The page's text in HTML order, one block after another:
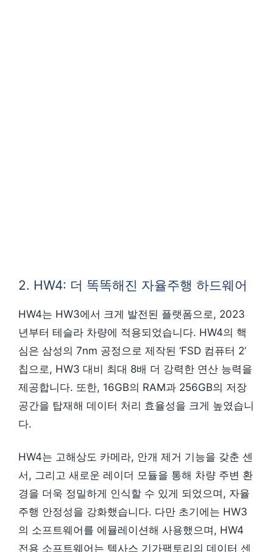
2. HW4: 더 똑똑해진 자율주행 하드웨어
HW4는 HW3에서 크게 발전된 플랫폼으로, 2023
년부터 테슬라 차량에 적용되었습니다. HW4의 핵
심은 삼성의 7nm 공정으로 제작된 ‘FSD 컴퓨터 2’
칩으로, HW3 대비 최대 8배 더 강력한 연산 능력을
제공합니다. 또한, 16GB의 RAM과 256GB의 저장
공간을 탑재해 데이터 처리 효율성을 크게 높였습니
다.
HW4는 고해상도 카메라, 안개 제거 기능을 갖춘 센
서, 그리고 새로운 레이더 모듈을 통해 차량 주변 환
경을 더욱 정밀하게 인식할 수 있게 되었으며, 자율
주행 안정성을 강화했습니다. 다만 초기에는 HW3
의 소프트웨어를 에뮬레이션해 사용했으며, HW4
전용 소프트웨어는 텍사스 기가팩토리의 데이터 센